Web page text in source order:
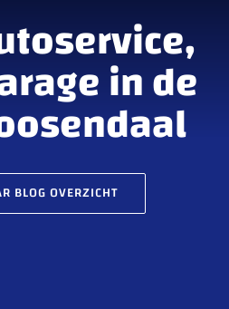
in de
BLOG OVERZICHT